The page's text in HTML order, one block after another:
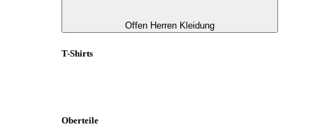
Offen Herren Kleidung
T-Shirts
Oberteile